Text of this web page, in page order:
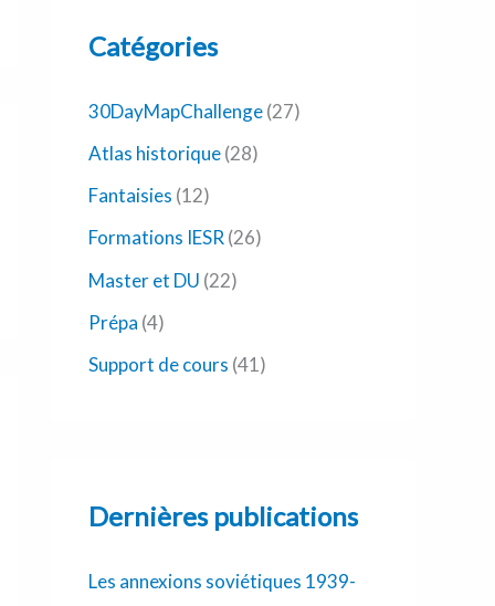
Catégories
30DayMapChallenge(27)
Atlas historique(28)
Fantaisies (12)
Formations IESR(26)
Master et DU (22)
Prépa (4)
Support de cours (41)
Dernières publications
Les annexions soviétiques 1939-